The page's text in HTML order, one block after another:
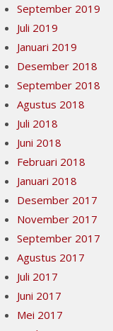
September 2019
Juli 2019
Januari 2019
Desember 2018
September 2018
Agustus 2018
Juli 2018
Juni 2018
Februari 2018
Januari 2018
Desember 2017
November 2017
September 2017
Agustus 2017
Juli 2017
Juni 2017
Mei 2017